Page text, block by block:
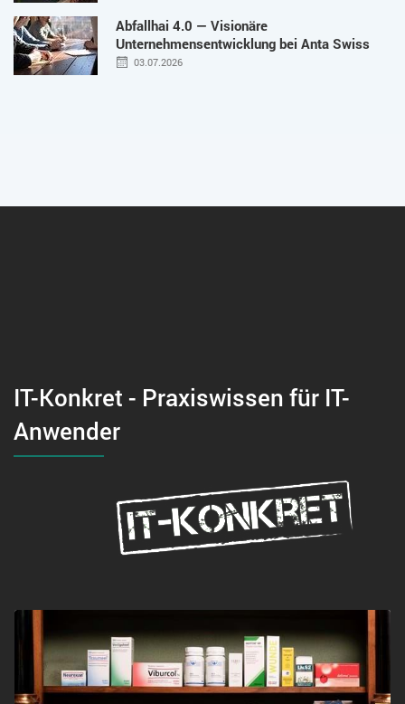
Abfallhai 4.0 — Visionäre
Unternehmensentwicklung bei Anta Swiss
03.07.2026
IT-Konkret - Praxiswissen für IT-
Anwender